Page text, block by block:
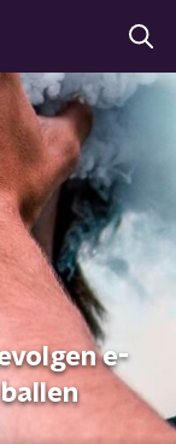
e-